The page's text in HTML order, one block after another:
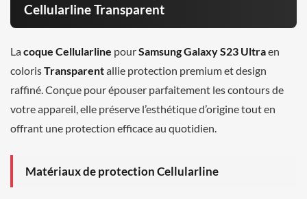
Cellularline Transparent
Lacoque Cellularline pourSamsung Galaxy S23 Ultraen
colorisTransparentallie protection premium et design
raffiné. Conçue pour épouser parfaitement les contours de
votre appareil, elle préserve l’esthétique d’origine tout en
offrant une protection efficace au quotidien.
Matériaux de protection Cellularline